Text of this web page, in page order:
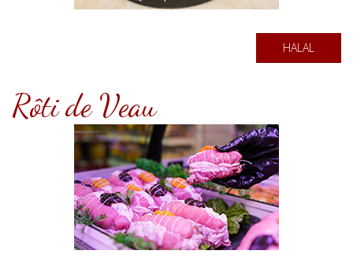
HALAL
Rôti de Veau